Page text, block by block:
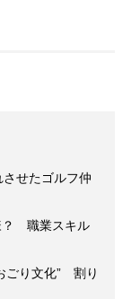
せたゴルフ仲
？ 職業スキル
ごり文化” 割り